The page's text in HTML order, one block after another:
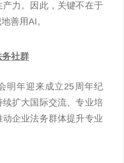
力。因此，关键不在于
善用AI。
社群
明年迎来成立25周年纪
扩大国际交流、专业培
企业法务群体提升专业